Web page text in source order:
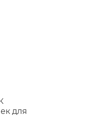
для